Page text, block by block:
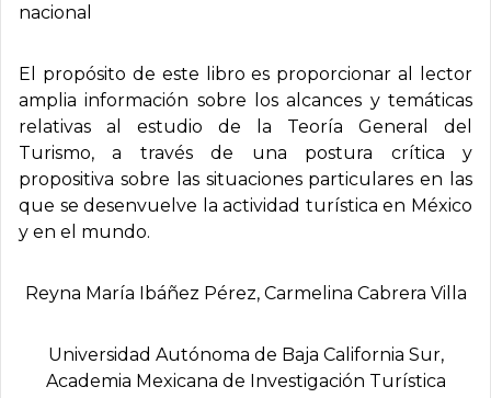
nacional
El propósito de este libro es proporcionar al lector
amplia información sobre los alcances y temáticas
relativas al estudio de la Teoría General del
Turismo, a través de una postura crítica y
propositiva sobre las situaciones particulares en las
que se desenvuelve la actividad turística en México
y en el mundo.
Reyna Marí­a Ibáñez Pérez, Carmelina Cabrera Villa
Universidad Autónoma de Baja California Sur,
Academia Mexicana de Investigación Turí­stica